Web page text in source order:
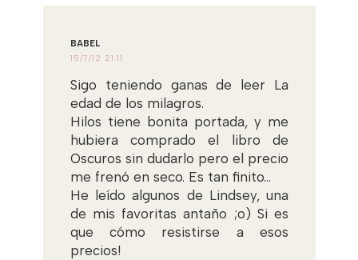
BABEL
15/7/12 21:11
Sigo teniendo ganas de leer La
edad de los milagros.
Hilos tiene bonita portada, y me
hubiera comprado el libro de
Oscuros sin dudarlo pero el precio
me frenó en seco. Es tan finito...
He leído algunos de Lindsey, una
de mis favoritas antaño ;o) Si es
que cómo resistirse a esos
precios!